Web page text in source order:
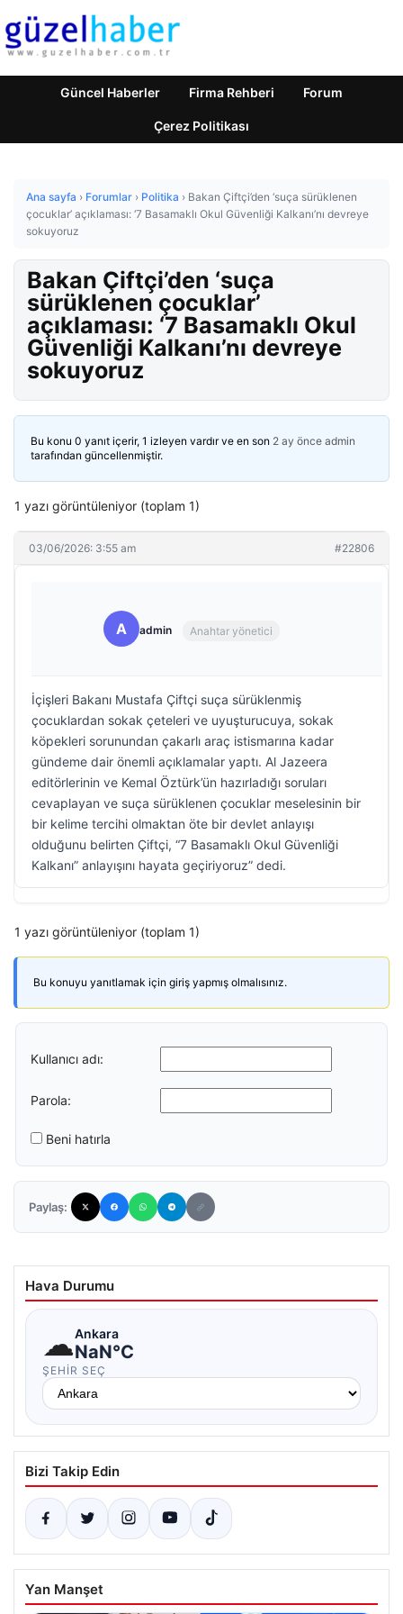
Güncel Haberler Firma Rehberi Forum
Çerez Politikası
Ana sayfa › Forumlar › Politika › Bakan Çiftçi’den ‘suça sürüklenen
çocuklar’ açıklaması: ‘7 Basamaklı Okul Güvenliği Kalkanı’nı devreye
sokuyoruz
Bakan Çiftçi’den ‘suça
sürüklenen çocuklar’
açıklaması: ‘7 Basamaklı Okul
Güvenliği Kalkanı’nı devreye
sokuyoruz
Bu konu 0 yanıt içerir, 1 izleyen vardır ve en son 2 ay önce admin
tarafından güncellenmiştir.
1 yazı görüntüleniyor (toplam 1)
03/06/2026: 3:55 am #22806
A admin Anahtar yönetici
İçişleri Bakanı Mustafa Çiftçi suça sürüklenmiş
çocuklardan sokak çeteleri ve uyuşturucuya, sokak
köpekleri sorunundan çakarlı araç istismarına kadar
gündeme dair önemli açıklamalar yaptı. Al Jazeera
editörlerinin ve Kemal Öztürk’ün hazırladığı soruları
cevaplayan ve suça sürüklenen çocuklar meselesinin bir
bir kelime tercihi olmaktan öte bir devlet anlayışı
olduğunu belirten Çiftçi, “7 Basamaklı Okul Güvenliği
Kalkanı” anlayışını hayata geçiriyoruz” dedi.
1 yazı görüntüleniyor (toplam 1)
Bu konuyu yanıtlamak için giriş yapmış olmalısınız.
Kullanıcı adı:
Parola:
Beni hatırla
Paylaş:
Hava Durumu
☁Ankara
NaN°C
ŞEHIR SEÇ
Bizi Takip Edin
Yan Manşet